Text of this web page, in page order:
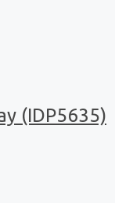
(IDP5635)